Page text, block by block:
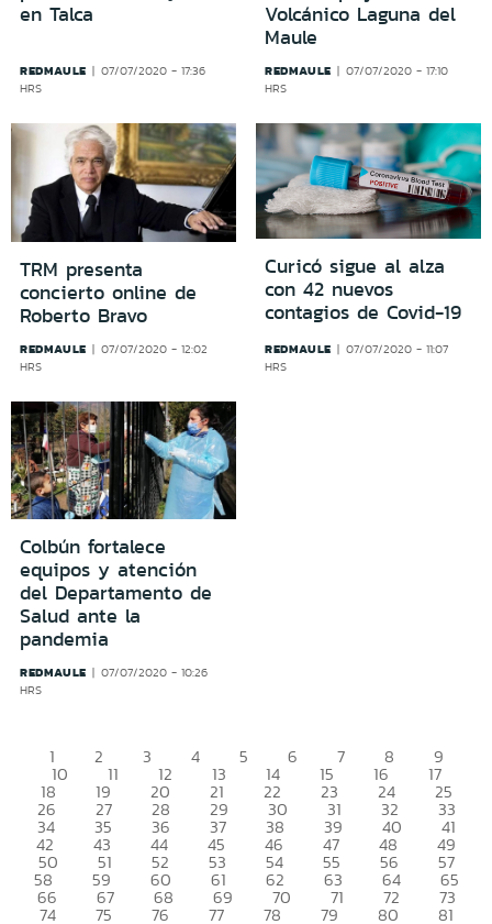
en Talca
REDMAULE
07/07/2020 - 17:36
HRS
Volcánico Laguna del
Maule
REDMAULE
07/07/2020 - 17:10
HRS
TRM presenta
concierto online de
Roberto Bravo
REDMAULE
07/07/2020 - 12:02
HRS
Curicó sigue al alza
con 42 nuevos
contagios de Covid-19
REDMAULE
07/07/2020 - 11:07
HRS
Colbún fortalece
equipos y atención
del Departamento de
Salud ante la
pandemia
REDMAULE
07/07/2020 - 10:26
HRS
1 2 3 4 5 6 7 8 9
10 11 12 13 14 15 16 17
18 19 20 21 22 23 24 25
26 27 28 29 30 31 32 33
34 35 36 37 38 39 40 41
42 43 44 45 46 47 48 49
50 51 52 53 54 55 56 57
58 59 60 61 62 63 64 65
66 67 68 69 70 71 72 73
74 75 76 77 78 79 80 81